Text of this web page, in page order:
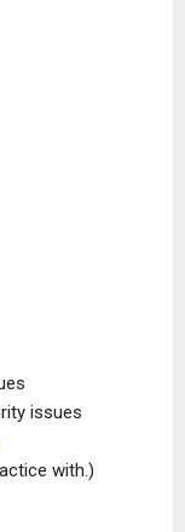
issues
with.)